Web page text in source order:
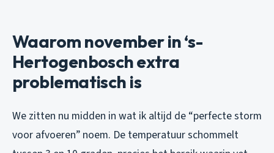
Waarom november in ‘s-
Hertogenbosch extra
problematisch is
We zitten nu midden in wat ik altijd de “perfecte storm
voor afvoeren” noem. De temperatuur schommelt